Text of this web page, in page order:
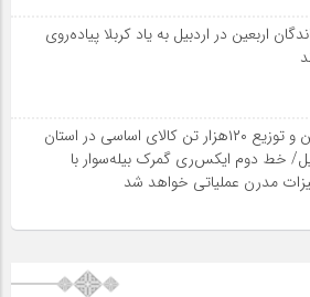
اربعین در اردبیل به یاد کربلا پیاده‌روی
تأمین و توزیع ۱۲۰هزار تن کالای اساسی در استان
خط دوم ایکس‌ری گمرک بیله‌سوار با
مدرن عملیاتی خواهد شد